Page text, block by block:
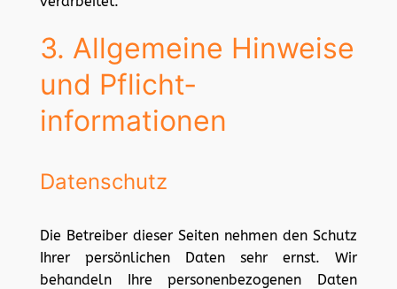
3. Allgemeine Hinweise
und Pflicht­
informationen
Datenschutz
Die Betreiber dieser Seiten nehmen den Schutz
Ihrer persönlichen Daten sehr ernst. Wir
behandeln Ihre personenbezogenen Daten